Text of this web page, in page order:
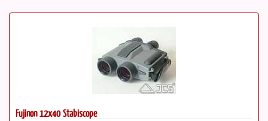
Fujinon 12x40 Stabiscope